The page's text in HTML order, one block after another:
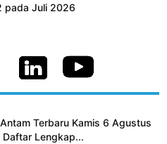
pada Juli 2026
Terbaru Kamis 6 Agustus
Lengkap...